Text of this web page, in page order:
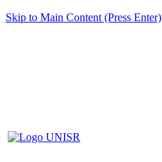
Skip to Main Content (Press Enter)